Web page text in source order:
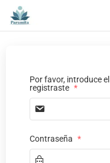
Por favor, introduce
registraste *
Contraseña *